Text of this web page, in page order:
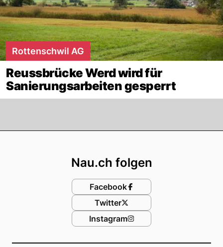
Rottenschwil AG
Reussbrücke Werd wird für
Sanierungsarbeiten gesperrt
Nau.ch folgen
Facebook
Twitter
Instagram